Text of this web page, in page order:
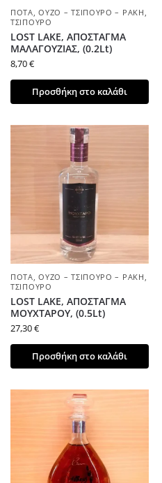
ΠΟΤΆ,ΟΎΖΟ – ΤΣΊΠΟΥΡΟ – ΡΑΚΉ ,
ΤΣΊΠΟΥΡΟ
LOST LAKE, ΑΠΟΣΤΑΓΜΑ
ΜΑΛΑΓΟΥΖΙΑΣ, (0.2Lt)
8,70€
Προσθήκη στο καλάθι
ΠΟΤΆ,ΟΎΖΟ – ΤΣΊΠΟΥΡΟ – ΡΑΚΉ ,
ΤΣΊΠΟΥΡΟ
LOST LAKE, ΑΠΟΣΤΑΓΜΑ
ΜΟΥΧΤΑΡΟΥ, (0.5Lt)
27,30€
Προσθήκη στο καλάθι